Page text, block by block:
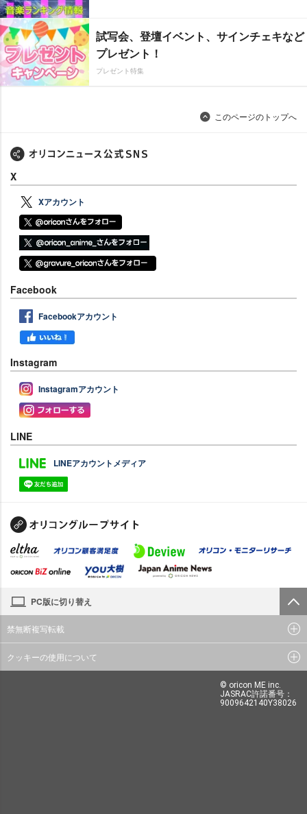
試写会、登壇イベント、サインチェキなど
プレゼント！
プレゼント特集
このページのトップへ
X
Xアカウント
Facebook
Facebookアカウント
Instagram
Instagramアカウント
LINE
LINEアカウントメディア
PC版に切り替え
禁無断複写転載
クッキーの使用について
© oricon ME inc.
JASRAC許諾番号：
9009642140Y38026